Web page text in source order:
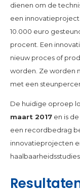
dienen om de
een
10.000 euro
procent. Een
nieuw proces of
worden. Ze worden
met een
De huidige oproep
maart 2017en is de
een recordbedrag
innovatieprojecten
haalbaarheidsstudies.